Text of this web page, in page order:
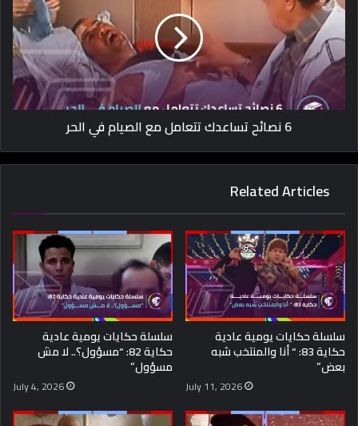
6 نصائح تساعدك تتعامل مع الصيام في الحر
Related Articles
سلسلة حكايات يومية عادية
حكاية 83: “ أنا والمنتخب شبه
بعض”
July 11, 2026
سلسلة حكايات يومية عادية
حكاية 82: “مسؤول؟.. لا مش
مسؤول”
July 4, 2026